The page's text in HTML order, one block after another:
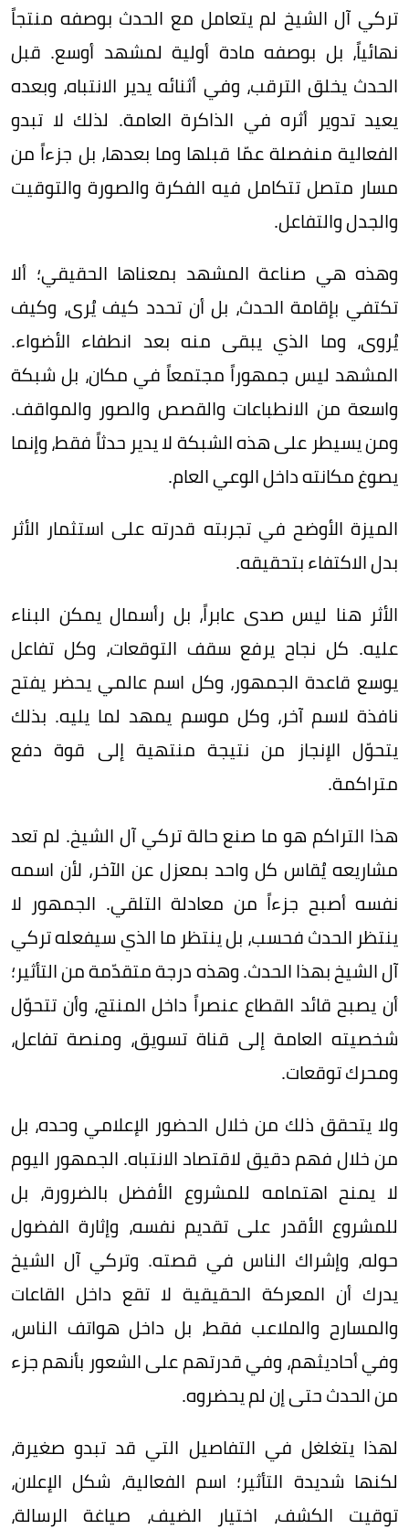
تركي آل الشيخ لم يتعامل مع الحدث بوصفه منتجاً
نهائياً، بل بوصفه مادة أولية لمشهد أوسع. قبل
الحدث يخلق الترقب، وفي أثنائه يدير الانتباه، وبعده
يعيد تدوير أثره في الذاكرة العامة. لذلك لا تبدو
الفعالية منفصلة عمّا قبلها وما بعدها، بل جزءاً من
مسار متصل تتكامل فيه الفكرة والصورة والتوقيت
والجدل والتفاعل.
وهذه هي صناعة المشهد بمعناها الحقيقي؛ ألا
تكتفي بإقامة الحدث، بل أن تحدد كيف يُرى، وكيف
يُروى، وما الذي يبقى منه بعد انطفاء الأضواء.
المشهد ليس جمهوراً مجتمعاً في مكان، بل شبكة
واسعة من الانطباعات والقصص والصور والمواقف.
ومن يسيطر على هذه الشبكة لا يدير حدثاً فقط، وإنما
يصوغ مكانته داخل الوعي العام.
الميزة الأوضح في تجربته قدرته على استثمار الأثر
بدل الاكتفاء بتحقيقه.
الأثر هنا ليس صدى عابراً، بل رأسمال يمكن البناء
عليه. كل نجاح يرفع سقف التوقعات، وكل تفاعل
يوسع قاعدة الجمهور، وكل اسم عالمي يحضر يفتح
نافذة لاسم آخر، وكل موسم يمهد لما يليه. بذلك
يتحوّل الإنجاز من نتيجة منتهية إلى قوة دفع
متراكمة.
هذا التراكم هو ما صنع حالة تركي آل الشيخ. لم تعد
مشاريعه يُقاس كل واحد بمعزل عن الآخر، لأن اسمه
نفسه أصبح جزءاً من معادلة التلقي. الجمهور لا
ينتظر الحدث فحسب، بل ينتظر ما الذي سيفعله تركي
آل الشيخ بهذا الحدث. وهذه درجة متقدّمة من التأثير؛
أن يصبح قائد القطاع عنصراً داخل المنتج، وأن تتحوّل
شخصيته العامة إلى قناة تسويق، ومنصة تفاعل،
ومحرك توقعات.
ولا يتحقق ذلك من خلال الحضور الإعلامي وحده، بل
من خلال فهم دقيق لاقتصاد الانتباه. الجمهور اليوم
لا يمنح اهتمامه للمشروع الأفضل بالضرورة، بل
للمشروع الأقدر على تقديم نفسه، وإثارة الفضول
حوله، وإشراك الناس في قصته. وتركي آل الشيخ
يدرك أن المعركة الحقيقية لا تقع داخل القاعات
والمسارح والملاعب فقط، بل داخل هواتف الناس،
وفي أحاديثهم، وفي قدرتهم على الشعور بأنهم جزء
من الحدث حتى إن لم يحضروه.
لهذا يتغلغل في التفاصيل التي قد تبدو صغيرة،
لكنها شديدة التأثير؛ اسم الفعالية، شكل الإعلان،
توقيت الكشف، اختيار الضيف، صياغة الرسالة،